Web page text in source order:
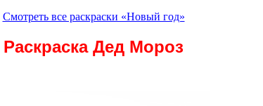
Смотреть все раскраски «Новый год»
Раскраска Дед Мороз